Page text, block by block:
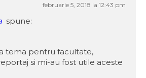
spune:
februarie 5, 2018 la 12:43 pm
tema pentru facultate,
si mi-au fost utile aceste